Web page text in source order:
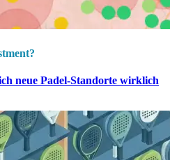
neue Padel-Standorte wirklich